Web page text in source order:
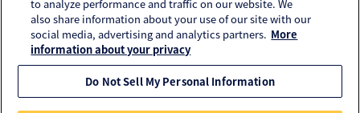
公式SNS
© KURARAY CO., LTD. All RIGHTS RESERVED.
to analyze performance and traffic on our website. We
also share information about your use of our site with our
social media, advertising and analytics partners. More
information about your privacy
Do Not Sell My Personal Information